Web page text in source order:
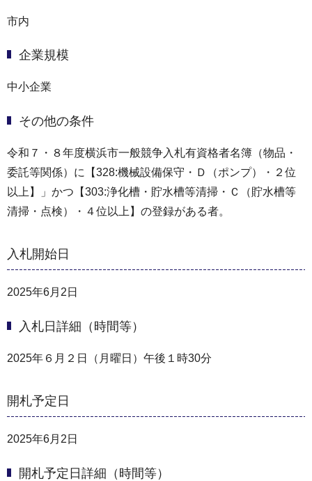
市内
企業規模
中小企業
その他の条件
令和７・８年度横浜市一般競争入札有資格者名簿（物品・
委託等関係）に【328:機械設備保守・Ｄ（ポンプ）・２位
以上】」かつ【303:浄化槽・貯水槽等清掃・Ｃ（貯水槽等
清掃・点検）・４位以上】の登録がある者。
入札開始日
2025年6月2日
入札日詳細（時間等）
2025年６月２日（月曜日）午後１時30分
開札予定日
2025年6月2日
開札予定日詳細（時間等）